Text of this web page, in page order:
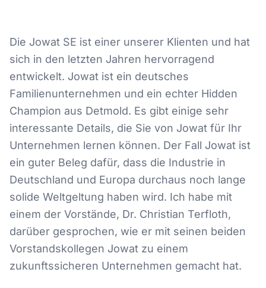
Die Jowat SE ist einer unserer Klienten und hat
sich in den letzten Jahren hervorragend
entwickelt. Jowat ist ein deutsches
Familienunternehmen und ein echter Hidden
Champion aus Detmold. Es gibt einige sehr
interessante Details, die Sie von Jowat für Ihr
Unternehmen lernen können. Der Fall Jowat ist
ein guter Beleg dafür, dass die Industrie in
Deutschland und Europa durchaus noch lange
solide Weltgeltung haben wird. Ich habe mit
einem der Vorstände, Dr. Christian Terfloth,
darüber gesprochen, wie er mit seinen beiden
Vorstandskollegen Jowat zu einem
zukunftssicheren Unternehmen gemacht hat.